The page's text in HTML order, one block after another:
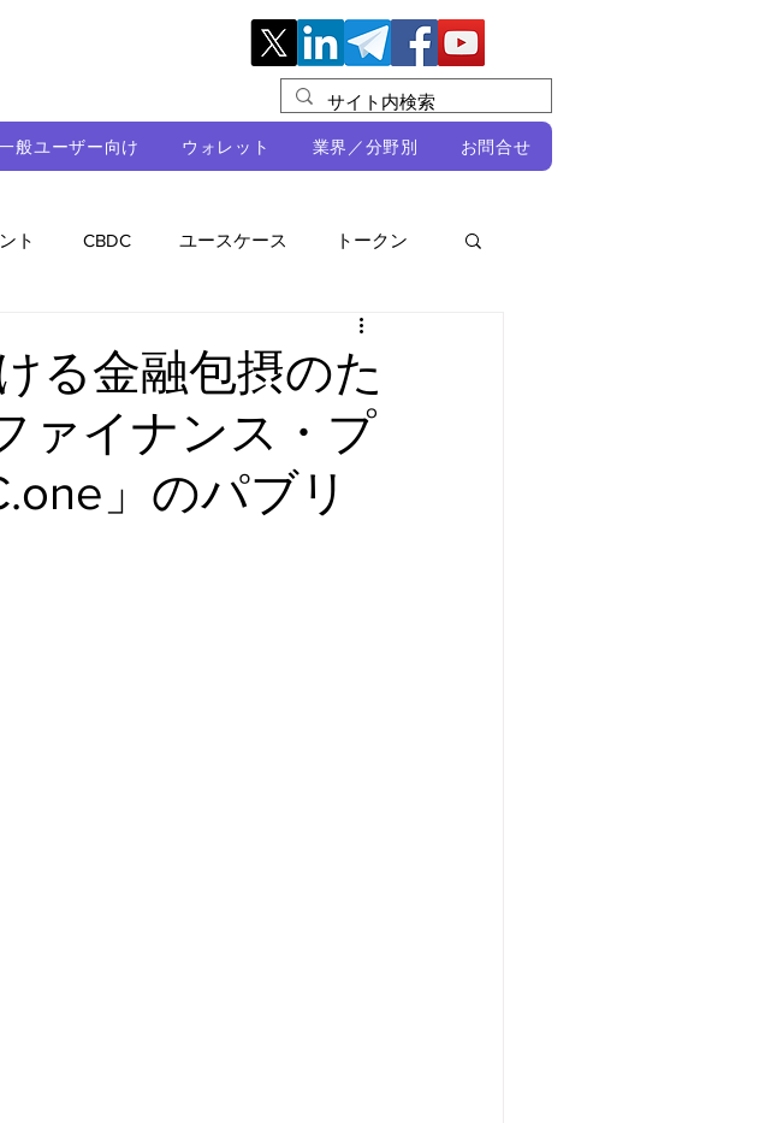
般ユーザー向け ウォレット 業界／分野別 お問合せ
ト CBDC ユースケース トークン
技術開発 ガバナンス DeFi
ュース
る金融包摂のた
ァイナンス・プ
」のパブリ